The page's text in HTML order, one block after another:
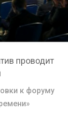
проводит
к форуму